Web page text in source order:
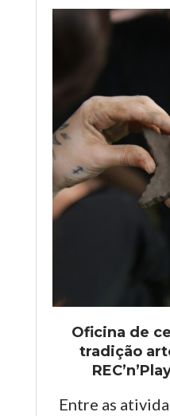
Oficina de
tradição
Entre as